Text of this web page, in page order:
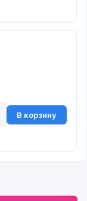
В корзину